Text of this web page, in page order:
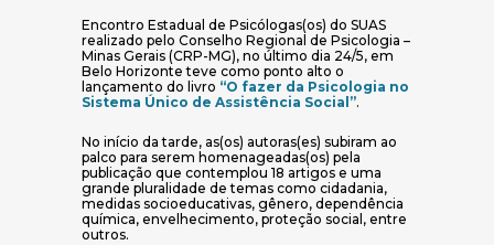
Encontro Estadual de Psicólogas(os) do SUAS
realizado pelo Conselho Regional de Psicologia –
Minas Gerais (CRP-MG), no último dia 24/5, em
Belo Horizonte teve como ponto alto o
lançamento do livro “O fazer da Psicologia no
Sistema Único de Assistência Social”(abre em nova
.
No início da tarde, as(os) autoras(es) subiram ao
palco para serem homenageadas(os) pela
publicação que contemplou 18 artigos e uma
grande pluralidade de temas como cidadania,
medidas socioeducativas, gênero, dependência
química, envelhecimento, proteção social, entre
outros.